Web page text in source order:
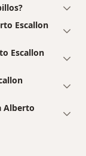
Escallon
Escallon
Alberto